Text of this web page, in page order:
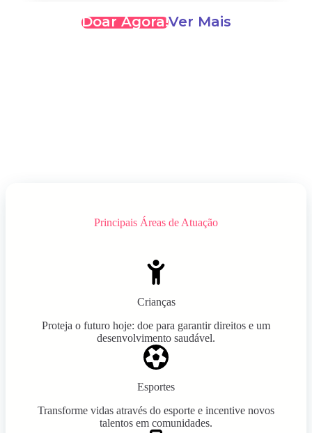
Doar Agora!Ver Mais
Principais Áreas de Atuação
Crianças
Proteja o futuro hoje: doe para garantir direitos e um
desenvolvimento saudável.
Esportes
Transforme vidas através do esporte e incentive novos
talentos em comunidades.